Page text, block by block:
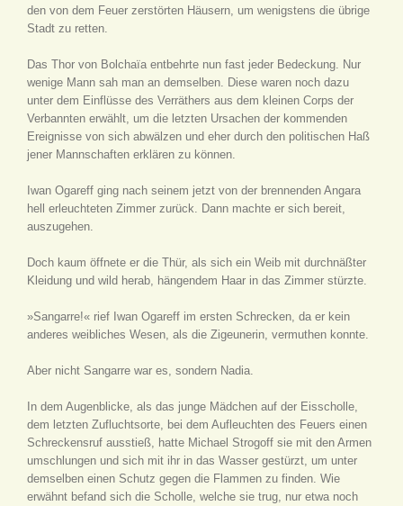
den von dem Feuer zerstörten Häusern, um wenigstens die übrige
Stadt zu retten.
Das Thor von Bolchaïa entbehrte nun fast jeder Bedeckung. Nur
wenige Mann sah man an demselben. Diese waren noch dazu
unter dem Einflüsse des Verräthers aus dem kleinen Corps der
Verbannten erwählt, um die letzten Ursachen der kommenden
Ereignisse von sich abwälzen und eher durch den politischen Haß
jener Mannschaften erklären zu können.
Iwan Ogareff ging nach seinem jetzt von der brennenden Angara
hell erleuchteten Zimmer zurück. Dann machte er sich bereit,
auszugehen.
Doch kaum öffnete er die Thür, als sich ein Weib mit durchnäßter
Kleidung und wild herab, hängendem Haar in das Zimmer stürzte.
»Sangarre!« rief Iwan Ogareff im ersten Schrecken, da er kein
anderes weibliches Wesen, als die Zigeunerin, vermuthen konnte.
Aber nicht Sangarre war es, sondern Nadia.
In dem Augenblicke, als das junge Mädchen auf der Eisscholle,
dem letzten Zufluchtsorte, bei dem Aufleuchten des Feuers einen
Schreckensruf ausstieß, hatte Michael Strogoff sie mit den Armen
umschlungen und sich mit ihr in das Wasser gestürzt, um unter
demselben einen Schutz gegen die Flammen zu finden. Wie
erwähnt befand sich die Scholle, welche sie trug, nur etwa noch